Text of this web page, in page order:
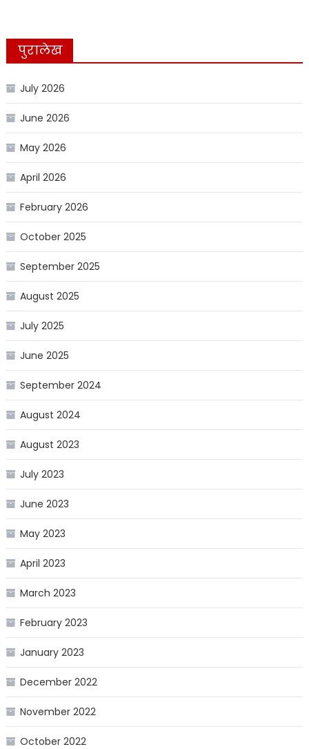
पुरालेख
July 2026
June 2026
May 2026
April 2026
February 2026
October 2025
September 2025
August 2025
July 2025
June 2025
September 2024
August 2024
August 2023
July 2023
June 2023
May 2023
April 2023
March 2023
February 2023
January 2023
December 2022
November 2022
October 2022